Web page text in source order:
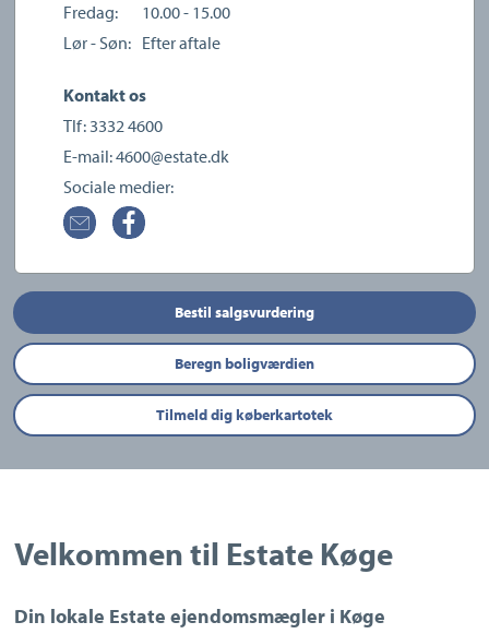
Fredag:
10.00 - 15.00
Lør - Søn: Efter aftale
Kontakt os
Tlf: 3332 4600
E-mail:4600@estate.dk
Sociale medier:
Bestil salgsvurdering
Beregn boligværdien
Tilmeld dig køberkartotek
Velkommen til Estate Køge
Din lokale Estate ejendomsmægler i Køge